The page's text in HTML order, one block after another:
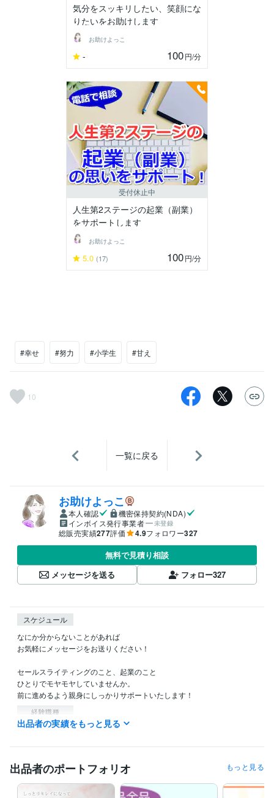
気分をスッキリしたい、笑顔にな
りたいをお助けします
お助けよっこ
- 100円/分
受付休止中
人生第2ステージの起業（副業）
をサポートします
お助けよっこ
5.0 (17) 100円/分
#幸せ #努力 #小学生 #甘え
10
一覧に戻る
お助けよっこ
本人確認
機密保持契約(NDA)
インボイス発行事業者
未登録
総販売実績277評価 4.9フォロワー327
無料で見積り相談
メッセージを送る
フォロー327
スケジュール
なにか分からないことがあれば
お気軽にメッセージをお送りください！
セールスライティングのこと、起業のこと
ひとりでモヤモヤしていませんか。
前に進めるよう親身にしっかりサポートいたします！
経験職種
マーケティング / ブランディング
職歴
熊本市男女共同参画センター「プチ起業はじめの一歩」セミナー
出品者の実績をもっと見る
出品者のポートフォリオ もっと見る